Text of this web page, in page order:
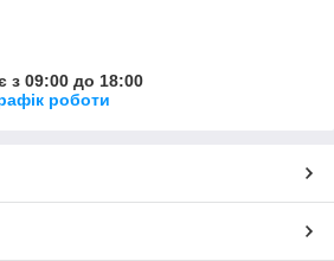
з 09:00 до 18:00
роботи